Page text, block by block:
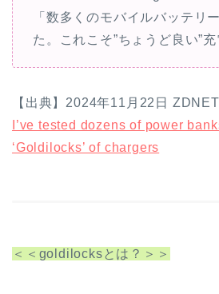
「数多くのモバイルバッテリ
た。これこそ”ちょうど良い”充
【出典】2024年11月22日 ZDNET
I’ve tested dozens of power
‘Goldilocks’ of chargers
＜＜goldilocksとは？＞＞